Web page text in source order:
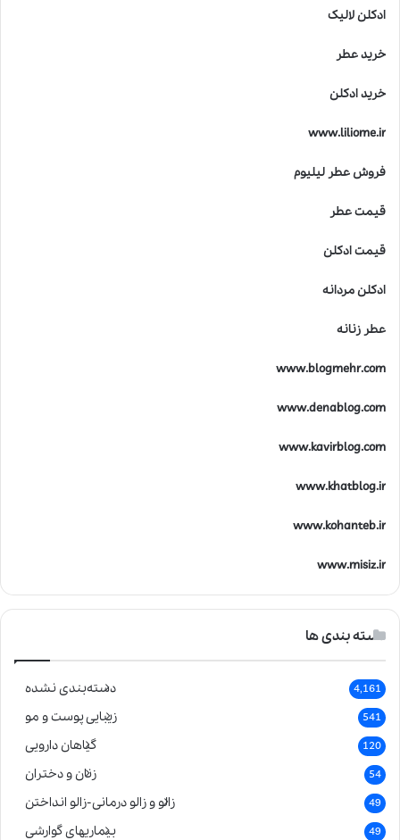
ادکلن لالیک
خرید عطر
خرید ادکلن
www.liliome.ir
فروش عطر لیلیوم
قیمت عطر
قیمت ادکلن
ادکلن مردانه
عطر زنانه
www.blogmehr.com
www.denablog.com
www.kavirblog.com
www.khatblog.ir
www.kohanteb.ir
www.misiz.ir
دسته بندی ها
دسته‌بندی نشده 4,161
زیبایی پوست و مو 541
گیاهان دارویی 120
زنان و دختران 54
زالو و زالو درمانی-زالو انداختن 49
بیماریهای گوارشی 49